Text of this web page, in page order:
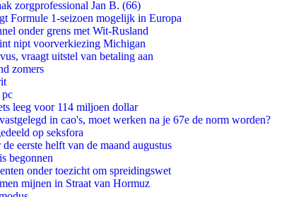
zorgprofessional Jan B. (66)
Formule 1-seizoen mogelijk in Europa
onder grens met Wit-Rusland
nipt voorverkiezing Michigan
vraagt uitstel van betaling aan
zomers
pc
leeg voor 114 miljoen dollar
in cao's, moet werken na je 67e de norm worden?
op seksfora
eerste helft van de maand augustus
begonnen
onder toezicht om spreidingswet
mijnen in Straat van Hormuz